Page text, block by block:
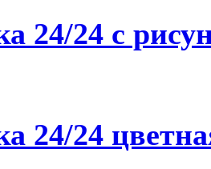
24/24 с
24/24